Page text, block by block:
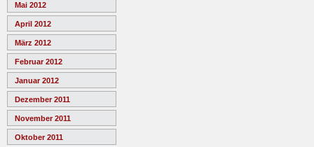
Mai 2012
April 2012
März 2012
Februar 2012
Januar 2012
Dezember 2011
November 2011
Oktober 2011